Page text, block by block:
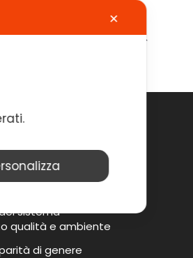
Lavora con noi
e Policy
sistema
qualità e ambiente
di genere
✕